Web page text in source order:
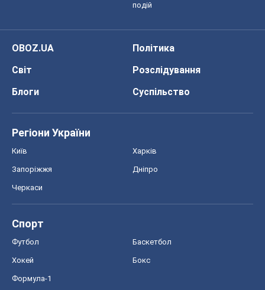
подій
OBOZ.UA
Політика
Світ
Розслідування
Блоги
Суспільство
Регіони України
Київ Харків
Запоріжжя Дніпро
Черкаси
Спорт
Футбол Баскетбол
Хокей Бокс
Формула-1